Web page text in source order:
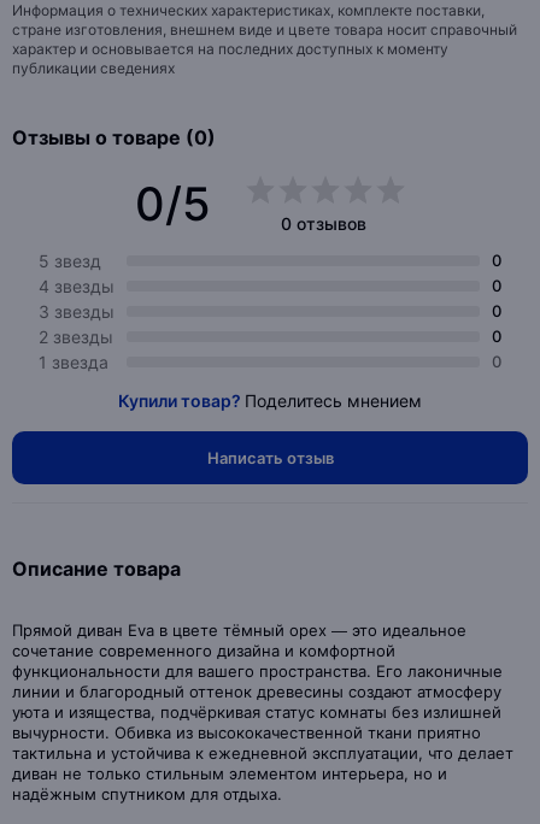
Информация о технических характеристиках, комплекте поставки,
стране изготовления, внешнем виде и цвете товара носит справочный
характер и основывается на последних доступных к моменту
публикации сведениях
Отзывы о товаре (0)
0/5
0 отзывов
5 звезд
0
4 звезды 0
3 звезды 0
2 звезды 0
1 звезда 0
Купили товар? Поделитесь мнением
Написать отзыв
Описание товара
Прямой диван Eva в цвете тёмный орех — это идеальное
сочетание современного дизайна и комфортной
функциональности для вашего пространства. Его лаконичные
линии и благородный оттенок древесины создают атмосферу
уюта и изящества, подчёркивая статус комнаты без излишней
вычурности. Обивка из высококачественной ткани приятно
тактильна и устойчива к ежедневной эксплуатации, что делает
диван не только стильным элементом интерьера, но и
надёжным спутником для отдыха.